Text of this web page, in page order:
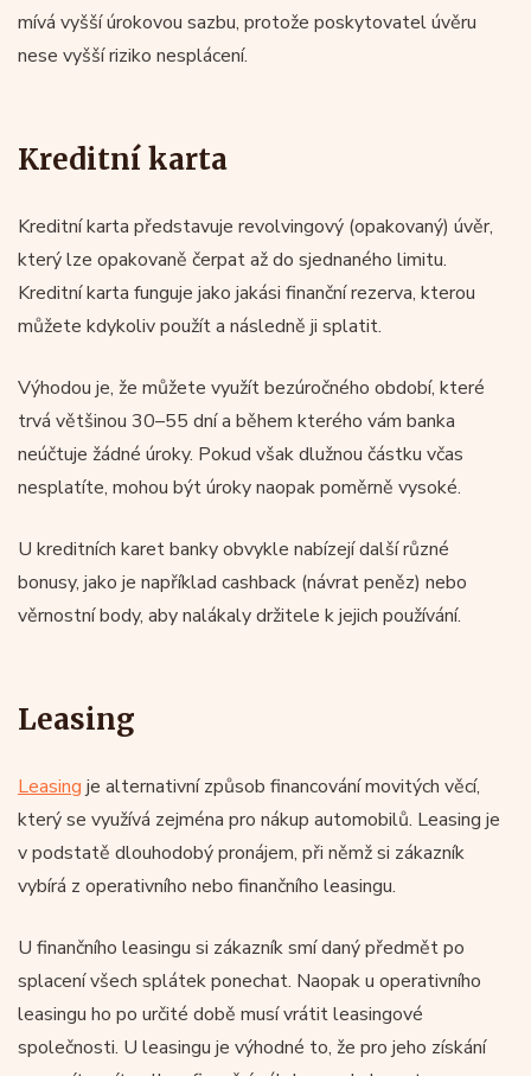
mívá vyšší úrokovou sazbu, protože poskytovatel úvěru
nese vyšší riziko nesplácení.
Kreditní karta
Kreditní karta představuje revolvingový (opakovaný) úvěr,
který lze opakovaně čerpat až do sjednaného limitu.
Kreditní karta funguje jako jakási finanční rezerva, kterou
můžete kdykoliv použít a následně ji splatit.
Výhodou je, že můžete využít bezúročného období, které
trvá většinou 30–55 dní a během kterého vám banka
neúčtuje žádné úroky. Pokud však dlužnou částku včas
nesplatíte, mohou být úroky naopak poměrně vysoké.
U kreditních karet banky obvykle nabízejí další různé
bonusy, jako je například cashback (návrat peněz) nebo
věrnostní body, aby nalákaly držitele k jejich používání.
Leasing
Leasing je alternativní způsob financování movitých věcí,
který se využívá zejména pro nákup automobilů. Leasing je
v podstatě dlouhodobý pronájem, při němž si zákazník
vybírá z operativního nebo finančního leasingu.
U finančního leasingu si zákazník smí daný předmět po
splacení všech splátek ponechat. Naopak u operativního
leasingu ho po určité době musí vrátit leasingové
společnosti. U leasingu je výhodné to, že pro jeho získání